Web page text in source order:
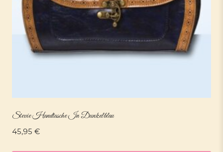
Stevie Handtasche In Dunkelblau
45,95 €